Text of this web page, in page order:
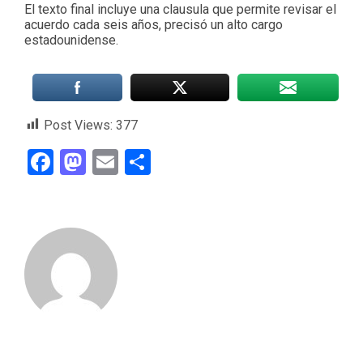
El texto final incluye una clausula que permite revisar el
acuerdo cada seis años, precisó un alto cargo
estadounidense.
Post Views: 377
Facebook
Mastodon
Email